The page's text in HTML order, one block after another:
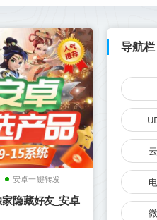
安卓一键转发
隐藏好友_安卓
导航栏